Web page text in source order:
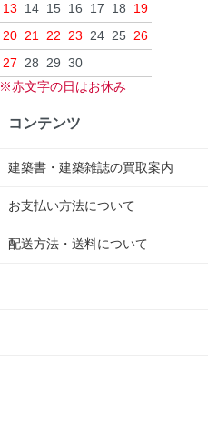
13
14 15 16 17 18
19
20 21 22 23 24 25 26
27 28 29 30
※赤文字の日はお休み
コンテンツ
建築書・建築雑誌の買取案内
お支払い方法について
配送方法・送料について